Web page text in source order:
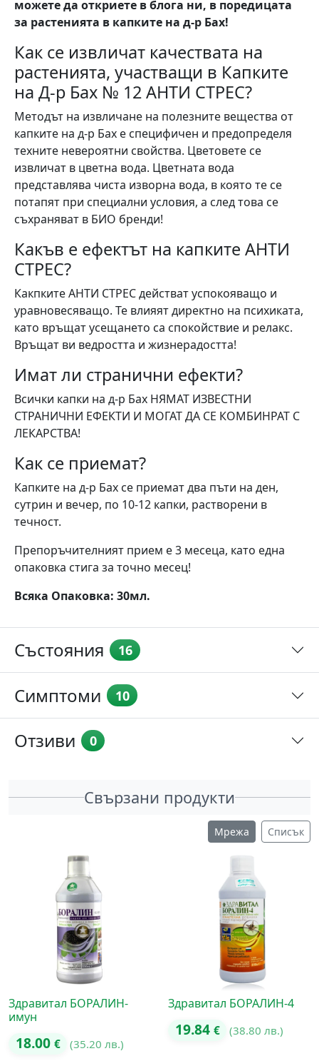
можете да откриете в блога ни, в поредицата
за растенията в капките на д-р Бах!
Как се извличат качествата на
растенията, участващи в Капките
на Д-р Бах № 12 АНТИ СТРЕС?
Методът на извличане на полезните вещества от
капките на д-р Бах е специфичен и предопределя
техните невероятни свойства. Цветовете се
извличат в цветна вода. Цветната вода
представлява чиста изворна вода, в която те се
потапят при специални условия, а след това се
съхраняват в БИО бренди!
Какъв е ефектът на капките АНТИ
СТРЕС?
Какпките АНТИ СТРЕС действат успокояващо и
уравновесяващо. Те влияят директно на психиката,
като връщат усещането са спокойствие и релакс.
Връщат ви ведростта и жизнерадостта!
Имат ли странични ефекти?
Всички капки на д-р Бах НЯМАТ ИЗВЕСТНИ
СТРАНИЧНИ ЕФЕКТИ И МОГАТ ДА СЕ КОМБИНРАТ С
ЛЕКАРСТВА!
Как се приемат?
Капките на д-р Бах се приемат два пъти на ден,
сутрин и вечер, по 10-12 капки, растворени в
течност.
Препоръчителният прием е 3 месеца, като една
опаковка стига за точно месец!
Всяка Опаковка: 30мл.
Състояния 16
Симптоми 10
Отзиви 0
Свързани продукти
Мрежа Списък
Здравитал БОРАЛИН-
имун
18.00 € (35.20 лв.)
Здравитал БОРАЛИН-4
19.84 € (38.80 лв.)